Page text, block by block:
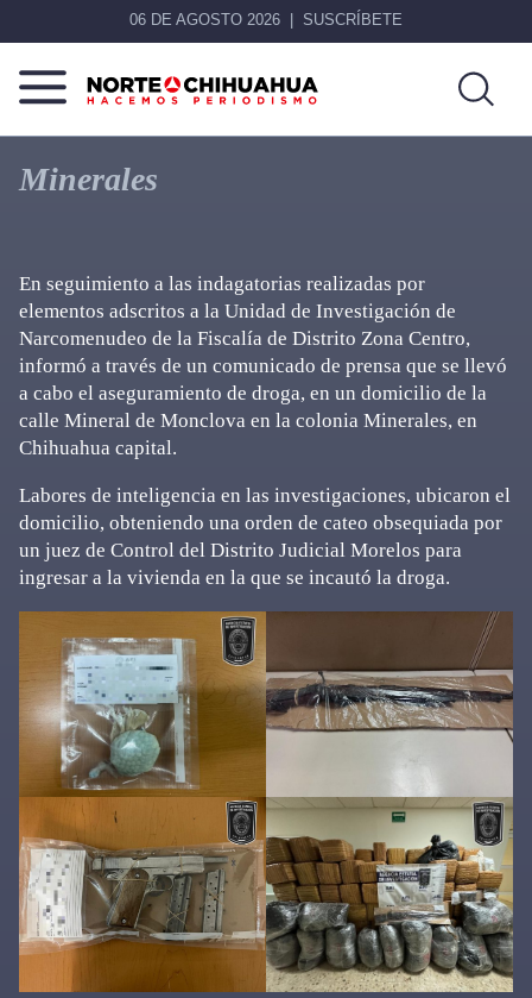
06 DE AGOSTO 2026 SUSCRÍBETE
Norte
Chihuahua
Más
que
noticias,
Minerales
En seguimiento a las indagatorias realizadas por
elementos adscritos a la Unidad de Investigación de
Narcomenudeo de la Fiscalía de Distrito Zona Centro,
informó a través de un comunicado de prensa que se llevó
a cabo el aseguramiento de droga, en un domicilio de la
calle Mineral de Monclova en la colonia Minerales, en
Chihuahua capital.
Labores de inteligencia en las investigaciones, ubicaron el
domicilio, obteniendo una orden de cateo obsequiada por
un juez de Control del Distrito Judicial Morelos para
ingresar a la vivienda en la que se incautó la droga.